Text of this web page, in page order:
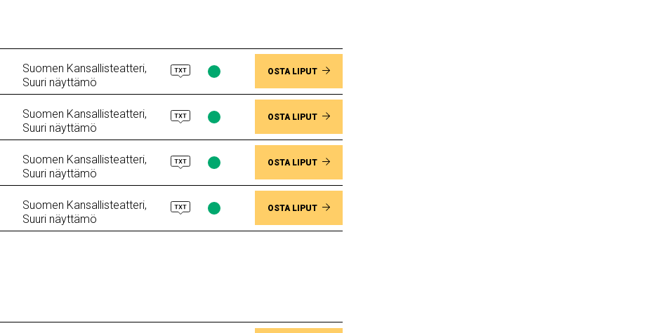
Suomen Kansallisteatteri,
Suuri näyttämö
Lippujen
saatavuus
vapaana
OSTA LIPUT
Suomen Kansallisteatteri,
Suuri näyttämö
Lippujen
saatavuus
vapaana
OSTA LIPUT
Suomen Kansallisteatteri,
Suuri näyttämö
Lippujen
saatavuus
vapaana
OSTA LIPUT
Suomen Kansallisteatteri,
Suuri näyttämö
Lippujen
saatavuus
OSTA LIPUT